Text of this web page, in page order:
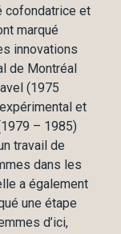
cofondatrice et
marqué
innovations
de Montréal
(1975
et
– 1985)
travail de
dans les
a également
une étape
d’ici,